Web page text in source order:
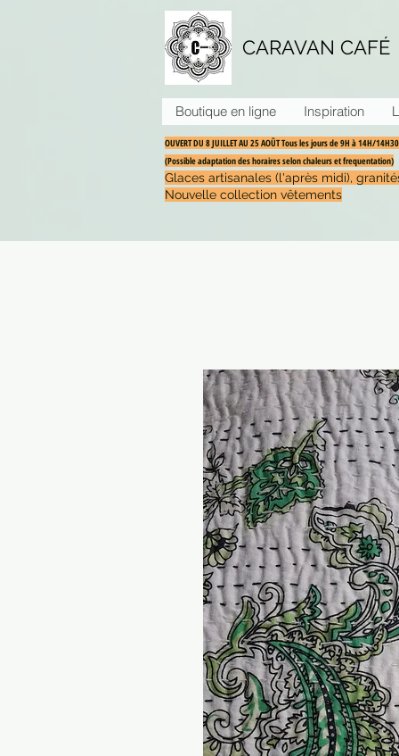
CARAVAN CAFÉ
Boutique en ligne Inspiration
OUVERT DU 8 JUILLET AU 25 AOÛT Tous les jours de 9H à 14H/
(Possible adaptation des horaires selon chaleurs et frequentation)
Glaces artisanales (l'après midi),
Nouvelle collection vêtements